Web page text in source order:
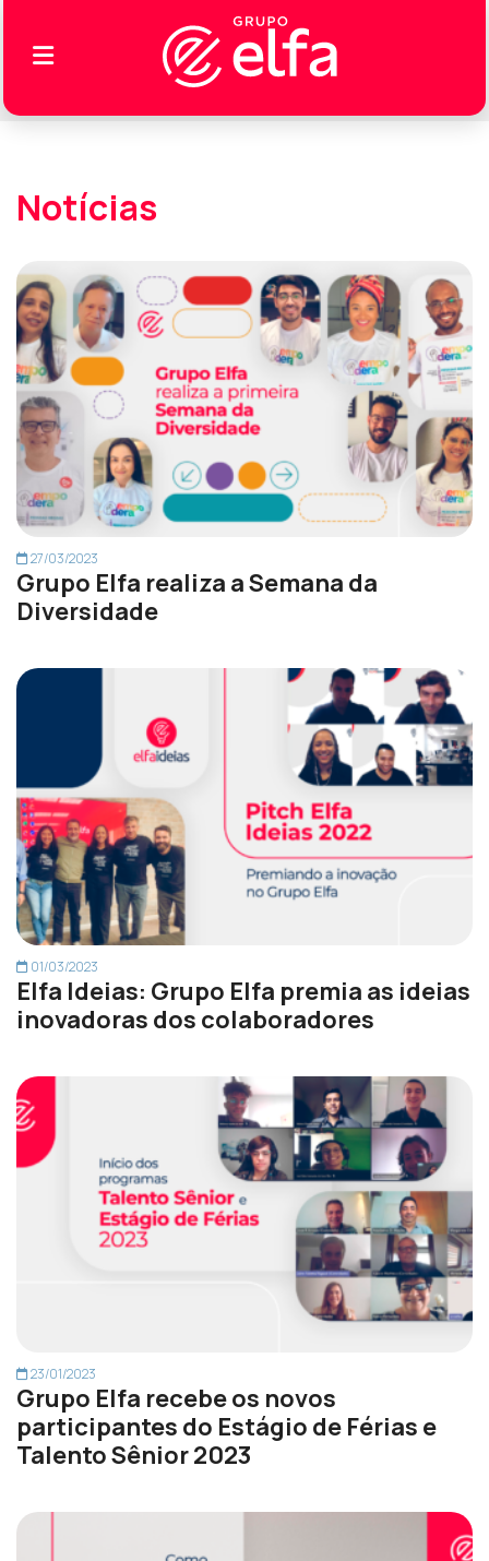
Notícias
27/03/2023
Grupo Elfa realiza a Semana da
Diversidade
01/03/2023
Elfa Ideias: Grupo Elfa premia as ideias
inovadoras dos colaboradores
23/01/2023
Grupo Elfa recebe os novos
participantes do Estágio de Férias e
Talento Sênior 2023